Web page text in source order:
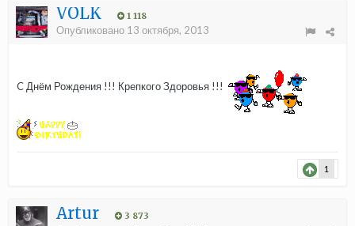
VOLK 1 118
Опубликовано 13 октября, 2013
C Днём Рождения !!! Крепкого Здоровья !!!
1
Аrtur 3 873